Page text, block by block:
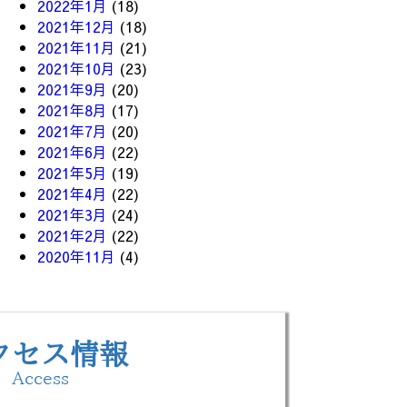
2022年1月 (18)
2021年12月 (18)
2021年11月 (21)
2021年10月 (23)
2021年9月 (20)
2021年8月 (17)
2021年7月 (20)
2021年6月 (22)
2021年5月 (19)
2021年4月 (22)
2021年3月 (24)
2021年2月 (22)
2020年11月 (4)
セス情報
Access